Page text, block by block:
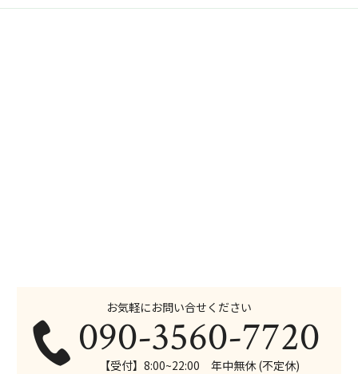
お気軽にお問い合せください
090-3560-7720
【受付】8:00~22:00 年中無休 (不定休)